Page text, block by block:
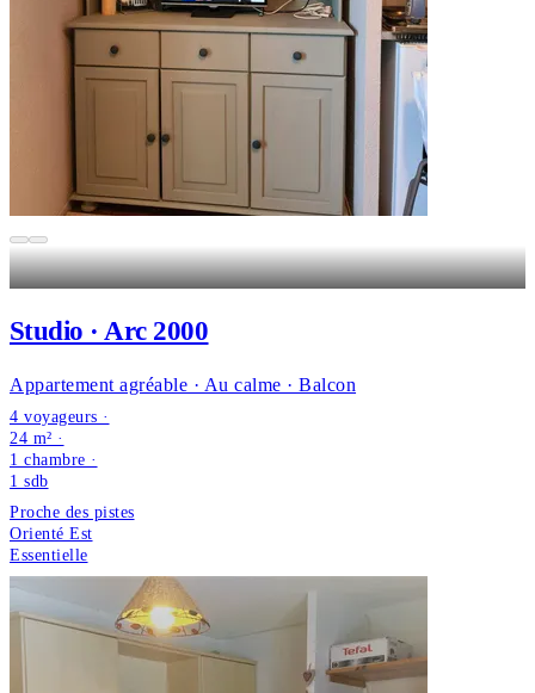
Studio · Arc 2000
Appartement agréable · Au calme · Balcon
4 voyageurs ·
24 m² ·
1 chambre ·
1sdb
Proche des pistes
Orienté Est
Essentielle